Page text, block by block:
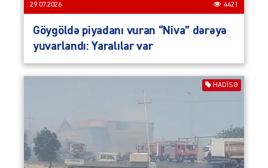
29.07.2026 4421
Göygöldə piyadanı vuran “Niva” dərəyə
yuvarlandı: Yaralılar var
HADISƏ